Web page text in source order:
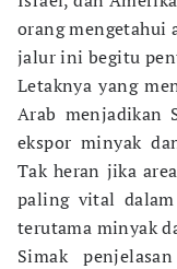
orang mengetahui
jalur ini begitu
Letaknya yang
Arab menjadikan
ekspor minyak
Tak heran jika
paling vital dalam
terutama minyak
Simak